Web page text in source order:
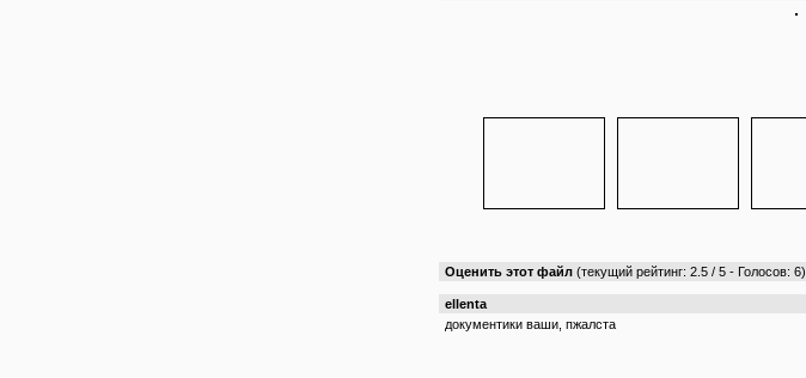
Оценить этот файл (текущий рейтинг: 2.5 / 5 - Голосов: 6)
ellenta
документики ваши, пжалста